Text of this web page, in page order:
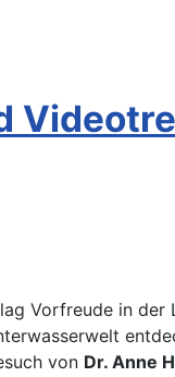
Vorfreude in
von Dr. Anne